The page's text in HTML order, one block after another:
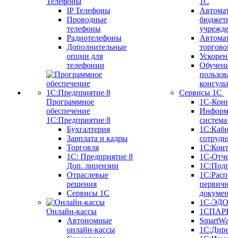
IP Телефоны
Проводные
телефоны
Радиотелефоны
Дополнительные
опции для
телефонии
Программное
обеспечение
1С:Предприятие 8
Бухгалтерия
Зарплата и кадры
Торговля
1C: Предприятие 8
Доп. лицензии
Отраслевые
решения
Сервисы 1С
Онлайн-кассы
Автономные
онлайн-кассы
Сервисы 1С
1С-
1С-
1С-ЭДО